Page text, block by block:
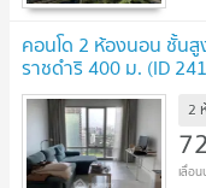
คอนโด 2 ห้องนอน ชั้นสู
ราชดำริ 400 ม. (ID
2